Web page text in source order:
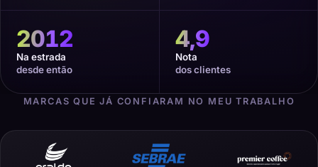
2012
Na estrada
desde então
4,9
Nota
dos clientes
MARCAS QUE JÁ CONFIARAM NO MEU TRABALHO